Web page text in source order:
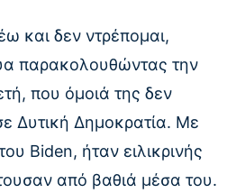
και δεν ντρέπομαι,
παρακολουθώντας την
που όμοιά της δεν
Δυτική Δημοκρατία. Με
Biden, ήταν ειλικρινής
από βαθιά μέσα του.